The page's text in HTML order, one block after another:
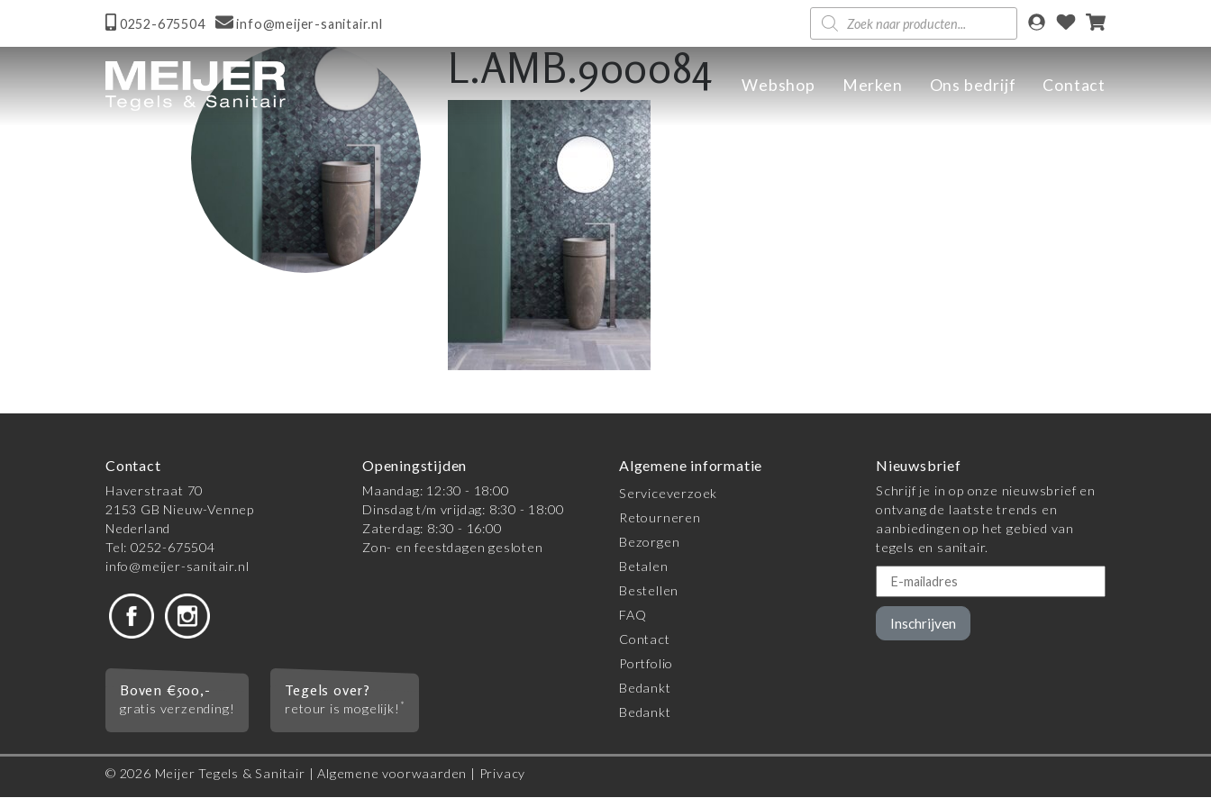
0252-675504 info@meijer-sanitair.nl
Producten
zoeken
Webshop Merken Ons bedrijf Contact
L.AMB.900084
Contact
Haverstraat 70
2153 GB Nieuw-Vennep
Nederland
Tel: 0252-675504
info@meijer-sanitair.nl
Openingstijden
Maandag: 12:30 - 18:00
Dinsdag t/m vrijdag: 8:30 - 18:00
Zaterdag: 8:30 - 16:00
Zon- en feestdagen gesloten
Boven €500,-
gratis verzending!
Tegels over?
retour is mogelijk! *
Algemene informatie
Serviceverzoek
Retourneren
Bezorgen
Betalen
Bestellen
FAQ
Contact
Portfolio
Bedankt
Bedankt
Nieuwsbrief
Schrijf je in op onze nieuwsbrief en
ontvang de laatste trends en
aanbiedingen op het gebied van
tegels en sanitair.
Inschrijven
© 2026 Meijer Tegels & Sanitair |Algemene voorwaarden | Privacy